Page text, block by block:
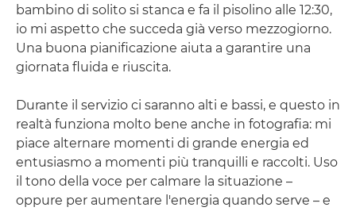
bambino di solito si stanca e fa il pisolino alle 12:30,
io mi aspetto che succeda già verso mezzogiorno.
Una buona pianificazione aiuta a garantire una
giornata fluida e riuscita.
Durante il servizio ci saranno alti e bassi, e questo in
realtà funziona molto bene anche in fotografia: mi
piace alternare momenti di grande energia ed
entusiasmo a momenti più tranquilli e raccolti. Uso
il tono della voce per calmare la situazione –
oppure per aumentare l'energia quando serve – e